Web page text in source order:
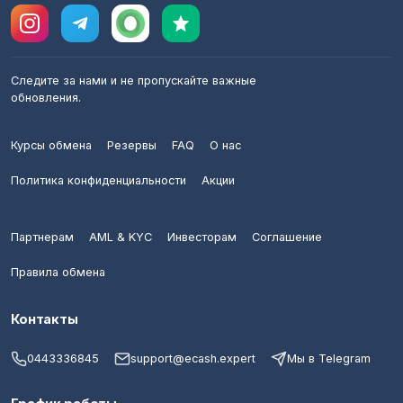
Следите за нами и не пропускайте важные
обновления.
Курсы обмена Резервы FAQ О нас
Политика конфиденциальности Акции
Партнерам AML & KYC Инвесторам Соглашение
Правила обмена
Контакты
0443336845 support@ecash.expert Мы в Telegram